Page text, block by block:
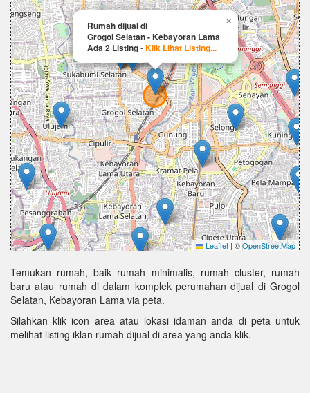
Rumah dijual di
Grogol Selatan - Kebayoran Lama
Ada 2 Listing-Klik Lihat Listing...
×
Leaflet | ©OpenStreetMap
Temukan rumah, baik rumah minimalis, rumah cluster, rumah
baru atau rumah di dalam komplek perumahan dijual di Grogol
Selatan, Kebayoran Lama via peta.
Silahkan klik icon area atau lokasi idaman anda di peta untuk
melihat listing iklan rumah dijual di area yang anda klik.